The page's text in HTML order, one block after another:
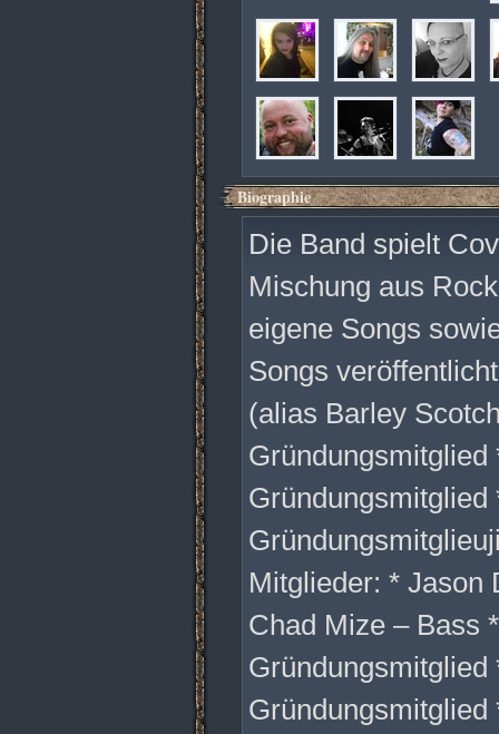
Biographie
Die Band spielt
Mischung aus
eigene Songs
Songs
(alias Barley
Gründungsmitglied
Mitglieder: * Jason
Chad Mize – Bass